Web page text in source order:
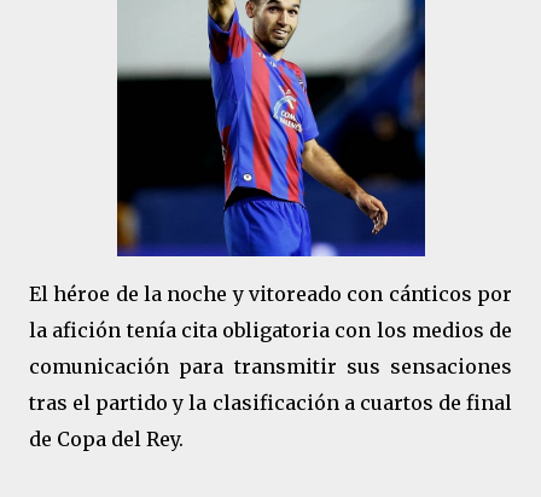
El héroe de la noche y vitoreado con cánticos por
la afición tenía cita obligatoria con los medios de
comunicación para transmitir sus sensaciones
tras el partido y la clasificación a cuartos de final
de Copa del Rey.